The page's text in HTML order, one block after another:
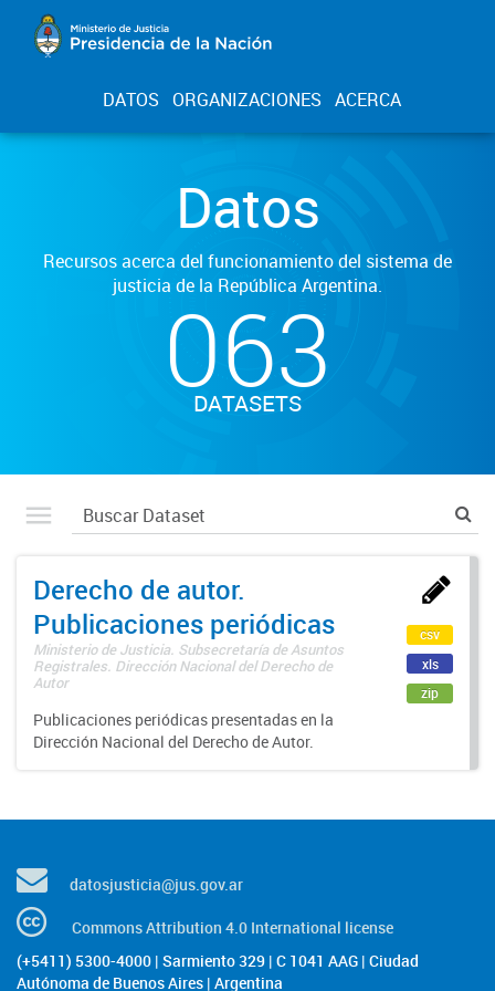
DATOS ORGANIZACIONES ACERCA
Datos
Recursos acerca del funcionamiento del sistema de
justicia de la República Argentina.
063
DATASETS
Derecho de autor.
Publicaciones periódicas
Ministerio de Justicia. Subsecretaría de Asuntos
Registrales. Dirección Nacional del Derecho de
Autor
Publicaciones periódicas presentadas en la
Dirección Nacional del Derecho de Autor.
csv
xls
zip
datosjusticia@jus.gov.ar
Commons Attribution 4.0 International license
(+5411) 5300-4000 | Sarmiento 329 | C 1041 AAG | Ciudad
Autónoma de Buenos Aires | Argentina